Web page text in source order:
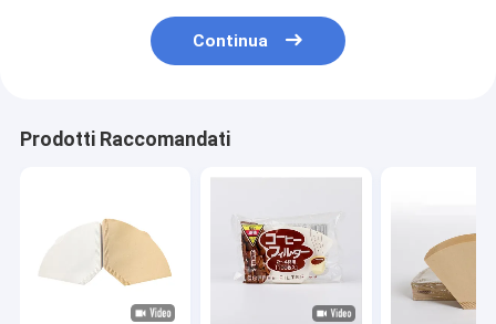
Continua
Prodotti Raccomandati